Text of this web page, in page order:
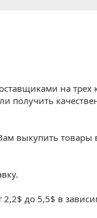
на
получить
выкупить товары
до 5,5$ в